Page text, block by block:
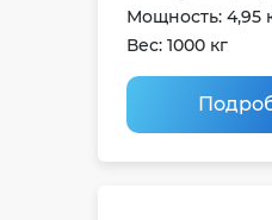
Мощность: 4,95
Вес: 1000 кг